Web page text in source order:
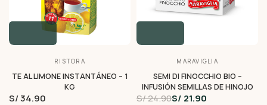
RISTORA
TE AL LIMONE INSTANTÁNEO – 1
KG
S/ 34.90
MARAVIGLIA
SEMI DI FINOCCHIO BIO –
INFUSIÓN SEMILLAS DE HINOJO
S/ 24.90S/ 21.90